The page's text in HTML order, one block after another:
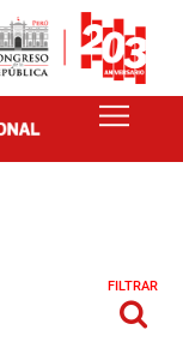
FILTRAR